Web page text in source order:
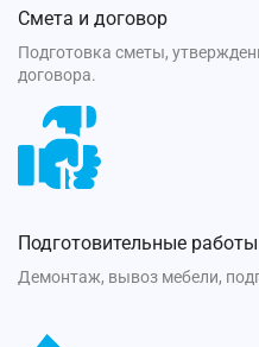
Смета и договор
Подготовка сметы,
договора.
Подготовительные работы
Демонтаж, вывоз мебели,